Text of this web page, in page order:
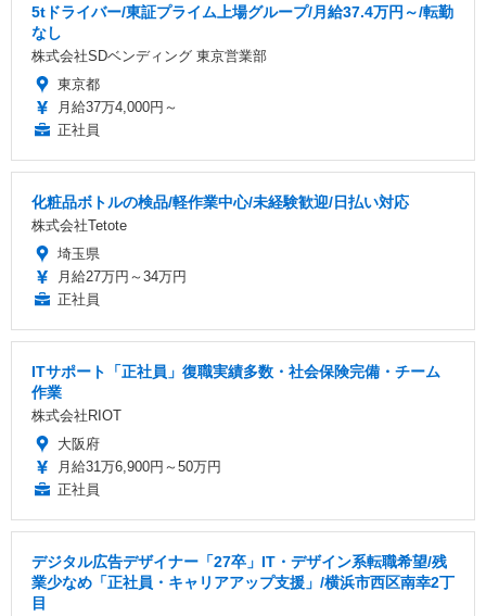
5tドライバー/東証プライム上場グループ/月給37.4万円～/転勤
なし
株式会社SDベンディング 東京営業部
東京都
月給37万4,000円～
正社員
化粧品ボトルの検品/軽作業中心/未経験歓迎/日払い対応
株式会社Tetote
埼玉県
月給27万円～34万円
正社員
ITサポート「正社員」復職実績多数・社会保険完備・チーム
作業
株式会社RIOT
大阪府
月給31万6,900円～50万円
正社員
デジタル広告デザイナー「27卒」IT・デザイン系転職希望/残
業少なめ「正社員・キャリアアップ支援」/横浜市西区南幸2丁
目